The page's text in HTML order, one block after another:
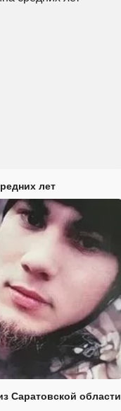
лет
Саратовской области